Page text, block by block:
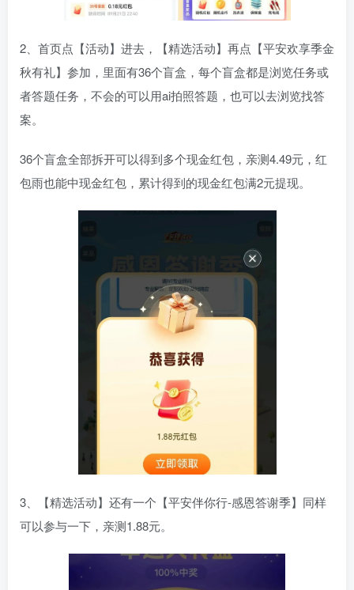
2、首页点【活动】进去，【精选活动】再点【平安欢享季金
秋有礼】参加，里面有36个盲盒，每个盲盒都是浏览任务或
者答题任务，不会的可以用ai拍照答题，也可以去浏览找答
案。
36个盲盒全部拆开可以得到多个现金红包，亲测4.49元，红
包雨也能中现金红包，累计得到的现金红包满2元提现。
3、【精选活动】还有一个【平安伴你行-感恩答谢季】同样
可以参与一下，亲测1.88元。